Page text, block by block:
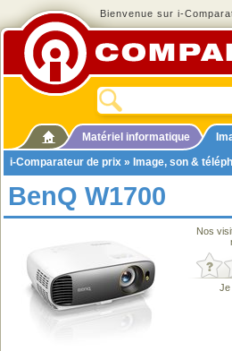
Bienvenue sur i-
Matériel informatique
i-Comparateur de prix » Image, son &
BenQ W1700
Nos
Je